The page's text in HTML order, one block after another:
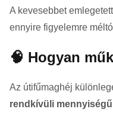
A kevesebbet
ennyire figyelemre
🧠 Hogyan
Az útifűmaghéj
rendkívüli